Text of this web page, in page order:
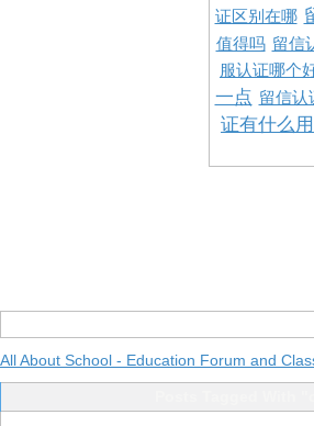
证区别在哪
值得吗 留信
服认证哪个
一点 留信认
证有什么用
All About School - Education Forum and